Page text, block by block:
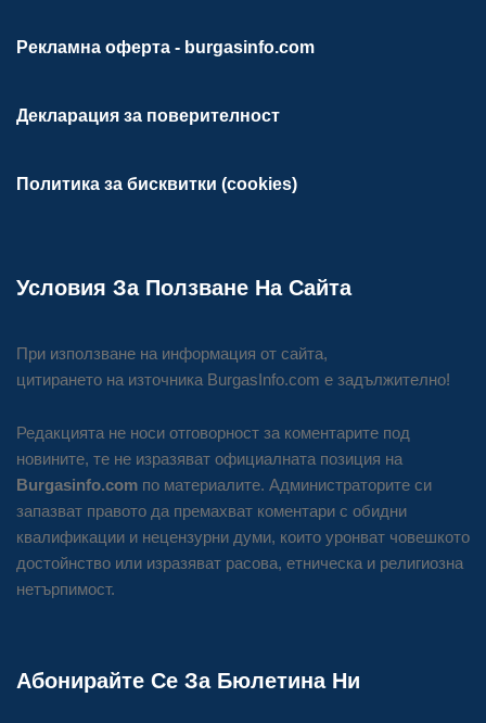
Рекламна оферта - burgasinfo.com
Декларация за поверителност
Политика за бисквитки (cookies)
Условия За Ползване На Сайта
При използване на информация от сайта,
цитирането на източника BurgasInfo.com е задължително!
Редакцията не носи отговорност за коментарите под
новините, те не изразяват официалната позиция на
Burgasinfo.com по материалите. Администраторите си
запазват правото да премахват коментари с обидни
квалификации и нецензурни думи, които уронват човешкото
достойнство или изразяват расова, етническа и религиозна
нетърпимост.
Абонирайте Се За Бюлетина Ни